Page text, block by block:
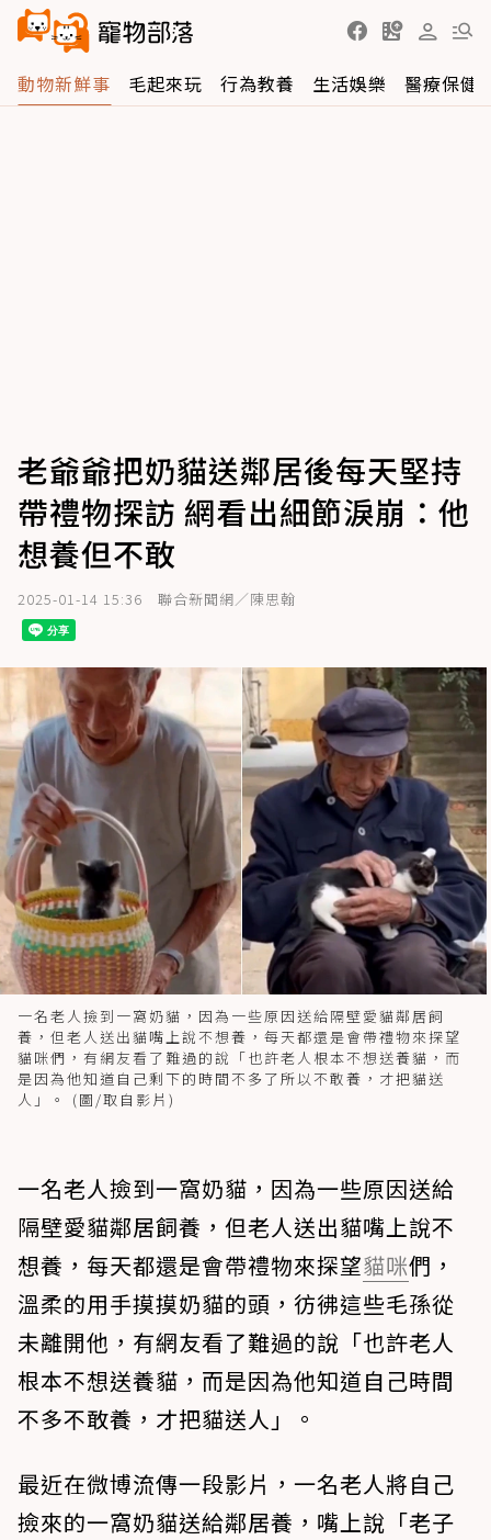
動物新鮮事 毛起來玩 行為教養 生活娛樂 醫療保健
老爺爺把奶貓送鄰居後每天堅持
帶禮物探訪 網看出細節淚崩：他
想養但不敢
2025-01-14 15:36 聯合新聞網／陳思翰
一名老人撿到一窩奶貓，因為一些原因送給隔壁愛貓鄰居飼
養，但老人送出貓嘴上說不想養，每天都還是會帶禮物來探望
貓咪們，有網友看了難過的說「也許老人根本不想送養貓，而
是因為他知道自己剩下的時間不多了所以不敢養，才把貓送
人」。 (圖/取自影片)
一名老人撿到一窩奶貓，因為一些原因送給
隔壁愛貓鄰居飼養，但老人送出貓嘴上說不
想養，每天都還是會帶禮物來探望貓咪們，
溫柔的用手摸摸奶貓的頭，彷彿這些毛孫從
未離開他，有網友看了難過的說「也許老人
根本不想送養貓，而是因為他知道自己時間
不多不敢養，才把貓送人」。
最近在微博流傳一段影片，一名老人將自己
撿來的一窩奶貓送給鄰居養，嘴上說「老子